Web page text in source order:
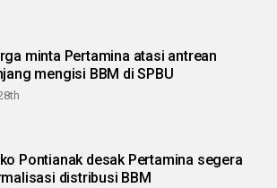
minta Pertamina atasi antrean
mengisi BBM di SPBU
Pontianak desak Pertamina segera
distribusi BBM